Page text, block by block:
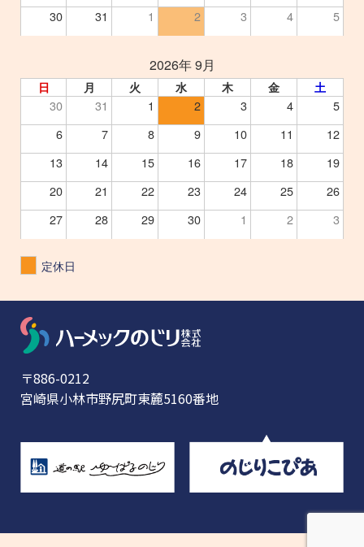
30
31 1 2 3 4 5
2026年 9月
日 月 火 水 木 金 土
30 31 1 2 3 4
5
6
7 8 9 10 11
12
13
14 15 16 17 18
19
20
21 22 23 24 25
26
27
28 29 30 1 2 3
定休日
〒886-0212
宮崎県小林市野尻町東麓5160番地